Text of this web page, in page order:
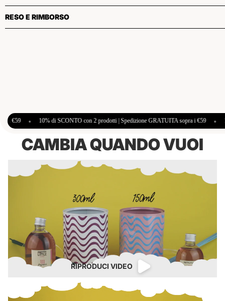
RESO E RIMBORSO
con 2 prodotti | Spedizione GRATUITA sopra i €59 • 10% di SCONTO con 2
CAMBIA QUANDO VUOI
RIPRODUCI VIDEO